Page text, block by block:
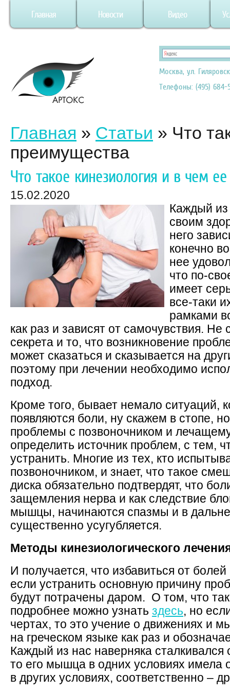
Главная Новости Видео
Москва, ул.
Телефоны: (495) 684-
Главная » Статьи » Что
преимущества
Что такое кинезиология и в чем
15.02.2020
Каждый
своим
него
конечно
нее
что по-
имеет
все-таки
рамками
как раз и зависят от самочувствия. Не
секрета и то, что возникновение
может сказаться и сказывается на
поэтому при лечении необходимо
подход.
Кроме того, бывает немало ситуаций,
появляются боли, ну скажем в стопе,
проблемы с позвоночником и
определить источник проблем, с тем,
устранить. Многие из тех, кто
позвоночником, и знает, что такое
диска обязательно подтвердят, что
защемления нерва и как следствие
мышцы, начинаются спазмы и в
существенно усугубляется.
Методы кинезиологического
И получается, что избавиться от
если устранить основную причину
будут потрачены даром. О том, что
подробнее можно узнать здесь, но
чертах, то это учение о движениях и
на греческом языке как раз и
Каждый из нас наверняка сталкивался
то его мышца в одних условиях имела
в других условиях, соответственно –